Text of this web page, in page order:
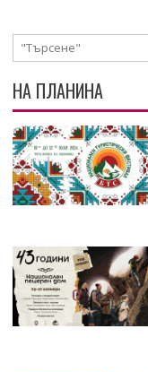
НА ПЛАНИНА